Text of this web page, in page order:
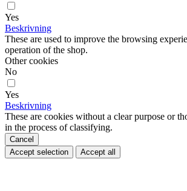
Yes
Beskrivning
These are used to improve the browsing
operation of the shop.
Other cookies
No
Yes
Beskrivning
These are cookies without a clear purpose or
in the process of classifying.
Cancel
Accept selection
Accept all